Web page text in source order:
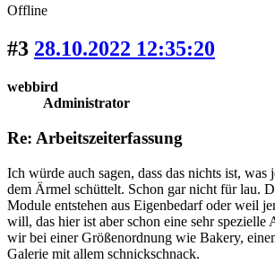
Offline
#3 28.10.2022 12:35:20
webbird
Administrator
Re: Arbeitszeiterfassung
Ich würde auch sagen, dass das nichts ist, was
dem Ärmel schüttelt. Schon gar nicht für lau.
Module entstehen aus Eigenbedarf oder weil
will, das hier ist aber schon eine sehr spezielle
wir bei einer Größenordnung wie Bakery,
Galerie mit allem schnickschnack.